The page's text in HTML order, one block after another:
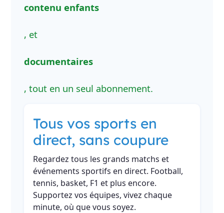
contenu enfants
, et
documentaires
, tout en un seul abonnement.
Tous vos sports en
direct, sans coupure
Regardez tous les grands matchs et
événements sportifs en direct. Football,
tennis, basket, F1 et plus encore.
Supportez vos équipes, vivez chaque
minute, où que vous soyez.